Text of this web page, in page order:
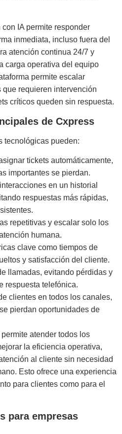
IA permite responder
inmediata, incluso fuera del
atención continua 24/7 y
carga operativa del equipo
permite escalar
requieren intervención
críticos queden sin respuesta.
de Cxpress
tecnológicas pueden:
tickets automáticamente,
importantes se pierdan.
en un historial
respuestas más rápidas,
repetitivas y escalar solo los
humana.
clave como tiempos de
y satisfacción del cliente.
llamadas, evitando pérdidas y
respuesta telefónica.
clientes en todos los canales,
pierdan oportunidades de
atender todos los
la eficiencia operativa,
al cliente sin necesidad
Esto ofrece una experiencia
para clientes como para el
para empresas